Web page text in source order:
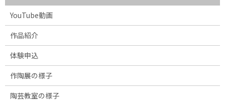
YouTube動画
作品紹介
体験申込
作陶展の様子
陶芸教室の様子